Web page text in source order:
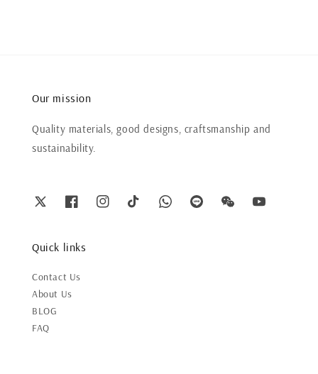
Our mission
Quality materials, good designs, craftsmanship and
sustainability.
Quick links
Contact Us
About Us
BLOG
FAQ